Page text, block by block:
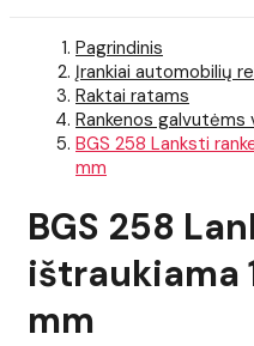
Pagrindinis
Įrankiai automobilių
Raktai ratams
Rankenos galvutėms
BGS 258 Lanksti
mm
BGS 258
ištraukiama
mm